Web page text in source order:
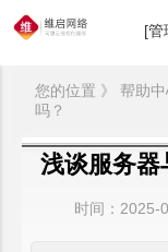
[管
您的位置 》 帮助
吗？
浅谈服务器
时间： 2025-